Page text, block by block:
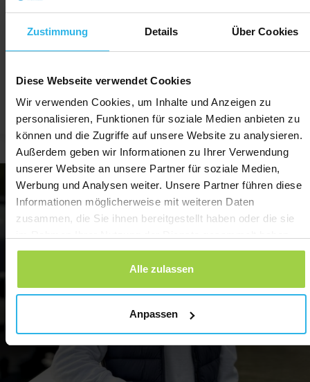
Zustimmung Details Über Cookies
Diese Webseite verwendet Cookies
Wir verwenden Cookies, um Inhalte und Anzeigen zu
personalisieren, Funktionen für soziale Medien anbieten zu
können und die Zugriffe auf unsere Website zu analysieren.
Außerdem geben wir Informationen zu Ihrer Verwendung
unserer Website an unsere Partner für soziale Medien,
Werbung und Analysen weiter. Unsere Partner führen diese
Informationen möglicherweise mit weiteren Daten
zusammen, die Sie ihnen bereitgestellt haben oder die sie
Alle zulassen
Anpassen
Jonas, Düsseldorf